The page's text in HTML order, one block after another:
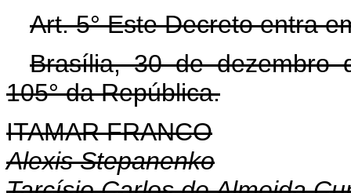
Art. 5° Este Decreto entra
Brasília, 30 de dezembro
105° da República.
ITAMAR FRANCO
Alexis Stepanenko